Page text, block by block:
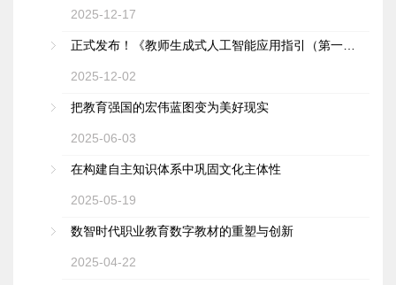
2025-12-17
2025-12-02
2025-06-03
把教育强国的宏伟蓝图变为美好现实
2025-05-19
在构建自主知识体系中巩固文化主体性
2025-04-22
数智时代职业教育数字教材的重塑与创新